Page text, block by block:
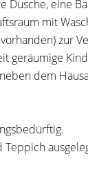
eine
mit
zur
geräumige
dem
Teppich